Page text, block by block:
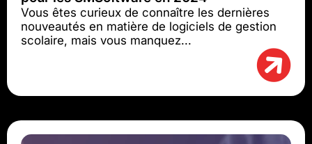
Vous êtes curieux de connaître les dernières
nouveautés en matière de logiciels de gestion
scolaire, mais vous manquez...